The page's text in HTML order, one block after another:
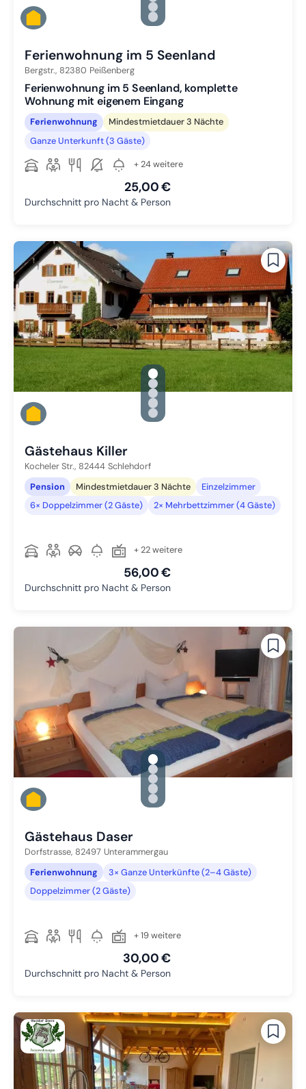
Zu Slide 3 wechseln
Zu Slide 4 wechseln
Zu Slide 5 wechseln
Ferienwohnung im 5 Seenland
Bergstr., 82380 Peißenberg
Ferienwohnung im 5 Seenland, komplette
Wohnung mit eigenem Eingang
Ferienwohnung
Mindestmietdauer 3 Nächte
Ganze Unterkunft (3 Gäste)
+ 24 weitere
25,00 €
Durchschnitt pro Nacht & Person
gallery.slide_selector
Zu Slide 1 wechseln
Zu Slide 2 wechseln
Zu Slide 3 wechseln
Zu Slide 4 wechseln
Zu Slide 5 wechseln
Gästehaus Killer
Kocheler Str., 82444 Schlehdorf
Pension
Mindestmietdauer 3 Nächte
Einzelzimmer
6× Doppelzimmer (2 Gäste)
2× Mehrbettzimmer (4 Gäste)
+ 22 weitere
56,00 €
Durchschnitt pro Nacht & Person
gallery.slide_selector
Zu Slide 1 wechseln
Zu Slide 2 wechseln
Zu Slide 3 wechseln
Zu Slide 4 wechseln
Zu Slide 5 wechseln
Gästehaus Daser
Dorfstrasse, 82497 Unterammergau
Ferienwohnung
3× Ganze Unterkünfte (2–4 Gäste)
Doppelzimmer (2 Gäste)
+ 19 weitere
30,00 €
Durchschnitt pro Nacht & Person